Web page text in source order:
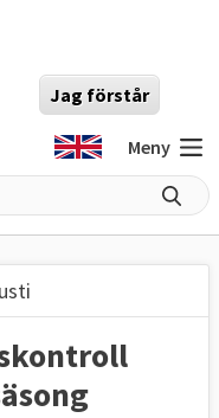
Jag förstår
Meny